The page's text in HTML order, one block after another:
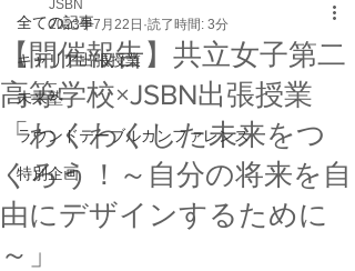
全ての記事
キャリア出張授業
未来塾
ラウンドテーブルカンファレンス
特別企画
【開催報告】共立女子第二
高等学校×JSBN出張授業
「わくわくした未来をつ
くろう！～自分の将来を自
由にデザインするために
～」
JSBN
2023年7月22日 読了時間: 3分